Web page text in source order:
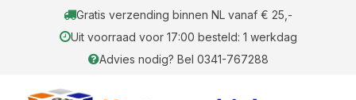
Gratis verzending binnen NL vanaf € 25,-
Uit voorraad voor 17:00 besteld: 1 werkdag
Advies nodig? Bel 0341-767288